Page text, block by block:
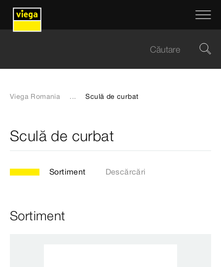
Viega Romania ... Sculă de curbat
Sculă de curbat
Sortiment Descărcări
Sortiment